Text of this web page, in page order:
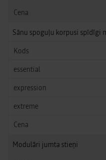
Sānu spoguļu korpusi spīdīgi
Modulāri jumta stieņi